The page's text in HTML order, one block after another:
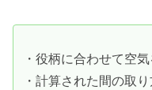
・役柄に合わせて空
・計算された間の取